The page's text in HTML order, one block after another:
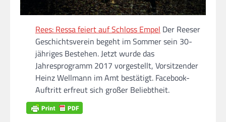
Rees: Ressa feiert auf Schloss Empel Der Reeser
Geschichtsverein begeht im Sommer sein 30-
jähriges Bestehen. Jetzt wurde das
Jahresprogramm 2017 vorgestellt, Vorsitzender
Heinz Wellmann im Amt bestätigt. Facebook-
Auftritt erfreut sich großer Beliebtheit.